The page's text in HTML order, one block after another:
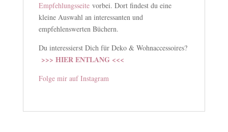
Empfehlungsseitevorbei. Dort findest du eine
kleine Auswahl an interessanten und
empfehlenswerten Büchern.
Du interessierst Dich für Deko & Wohnaccessoires?
>>> HIER ENTLANG <<<
Folge mir auf Instagram